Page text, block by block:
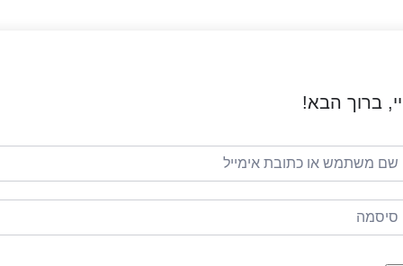
ברוך הבא!